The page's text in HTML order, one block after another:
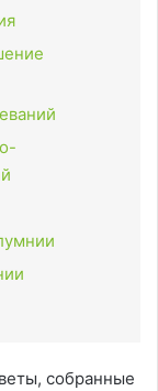
собранные